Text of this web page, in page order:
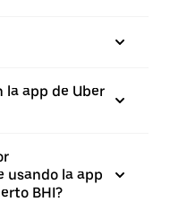
la app de Uber
usando la app
BHI?